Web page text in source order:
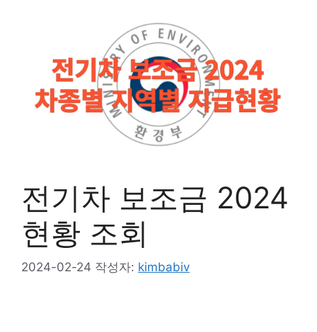
전기차 보조금 2024
현황 조회
2024-02-24 작성자: kimbabiv